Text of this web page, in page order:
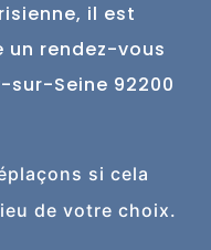
il est
un rendez-vous
sur-Seine 92200
si cela
de votre choix.